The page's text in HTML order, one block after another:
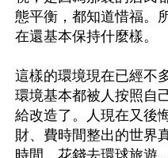
態平衡，都知道惜福。
在還基本保持什麼樣。
這樣的環境現在已經不
環境基本都被人按照自
給改造了。人現在又後
財、費時間整出的世界
時間、花錢去環球旅遊